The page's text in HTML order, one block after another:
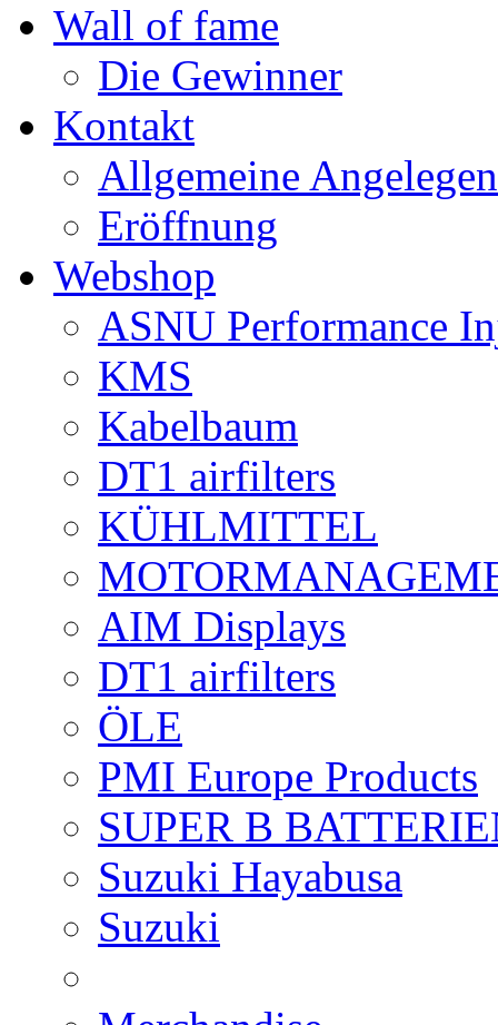
Wall of fame
Die Gewinner
Kontakt
Allgemeine
Eröffnung
Webshop
ASNU Performance
KMS
Kabelbaum
DT1 airfilters
KÜHLMITTEL
AIM Displays
DT1 airfilters
ÖLE
PMI Europe Products
SUPER B
Suzuki Hayabusa
Suzuki